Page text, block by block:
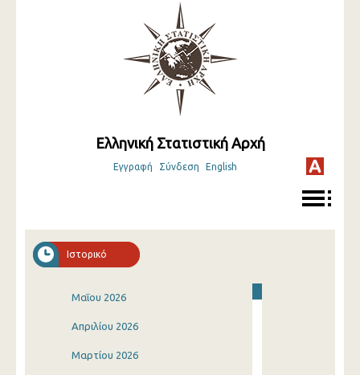
Ελληνική Στατιστική Αρχή
Εγγραφή Σύνδεση English
Ιστορικό
Μαΐου 2026
Απριλίου 2026
Μαρτίου 2026